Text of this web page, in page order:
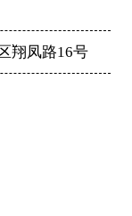
翔凤路16号